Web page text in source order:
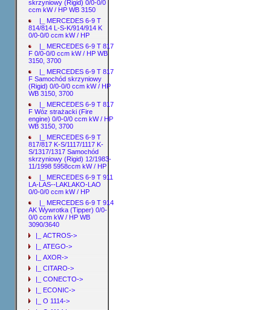
skrzyniowy (Rigid) 0/0-0/0
ccm kW / HP WB 3150
|_ MERCEDES 6-9 T
814/814 L-S-K/914/914 K
0/0-0/0 ccm kW / HP
|_ MERCEDES 6-9 T 817
F 0/0-0/0 ccm kW / HP WB
3150, 3700
|_ MERCEDES 6-9 T 817
F Samochód skrzyniowy
(Rigid) 0/0-0/0 ccm kW / HP
WB 3150, 3700
|_ MERCEDES 6-9 T 817
F Wóz strażacki (Fire
engine) 0/0-0/0 ccm kW / HP
WB 3150, 3700
|_ MERCEDES 6-9 T
817/817 K-S/1117/1117 K-
S/1317/1317 Samochód
skrzyniowy (Rigid) 12/1983-
11/1998 5958ccm kW / HP
|_ MERCEDES 6-9 T 911
LA-LAS--LAKLAKO-LAO
0/0-0/0 ccm kW / HP
|_ MERCEDES 6-9 T 914
AK Wywrotka (Tipper) 0/0-
0/0 ccm kW / HP WB
3090/3640
|_ ACTROS->
|_ ATEGO->
|_ AXOR->
|_ CITARO->
|_ CONECTO->
|_ ECONIC->
|_ O 1114->